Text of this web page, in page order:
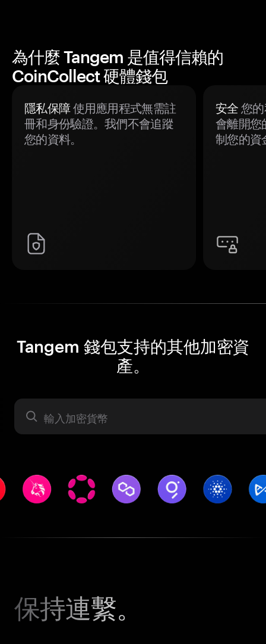
為什麼 Tangem 是值得信賴的
CoinCollect 硬體錢包
隱私保障使用應用程式無需註
冊和身份驗證。我們不會追蹤
您的資料。
安全 您
會離開您
制您的資
Tangem 錢包支持的其他加密資
產。
資產
保持連繫。